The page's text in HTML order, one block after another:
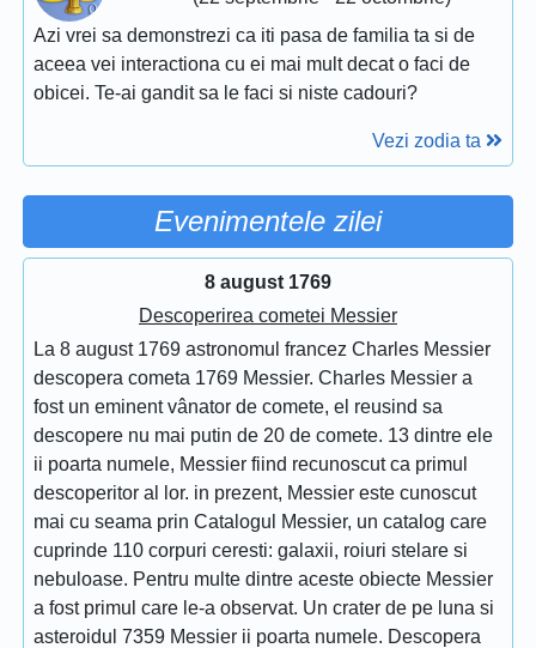
Azi vrei sa demonstrezi ca iti pasa de familia ta si de
aceea vei interactiona cu ei mai mult decat o faci de
obicei. Te-ai gandit sa le faci si niste cadouri?
Vezi zodia ta
Evenimentele zilei
8 august 1769
Descoperirea cometei Messier
La 8 august 1769 astronomul francez Charles Messier
descopera cometa 1769 Messier. Charles Messier a
fost un eminent vânator de comete, el reusind sa
descopere nu mai putin de 20 de comete. 13 dintre ele
ii poarta numele, Messier fiind recunoscut ca primul
descoperitor al lor. in prezent, Messier este cunoscut
mai cu seama prin Catalogul Messier, un catalog care
cuprinde 110 corpuri ceresti: galaxii, roiuri stelare si
nebuloase. Pentru multe dintre aceste obiecte Messier
a fost primul care le-a observat. Un crater de pe luna si
asteroidul 7359 Messier ii poarta numele. Descopera